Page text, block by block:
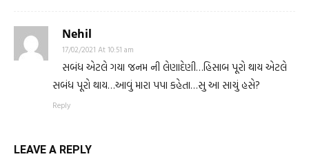
Nehil
17/02/2021 At 10:51 am
સબંધ એટલે ગયા જનમ ની લેણાદેણી…હિસાબ પૂરો થાય એટલે
સબંધ પૂરો થાય…આવું મારા પપા કહેતા…સુ આ સાચું હસે?
Reply
LEAVE A REPLY